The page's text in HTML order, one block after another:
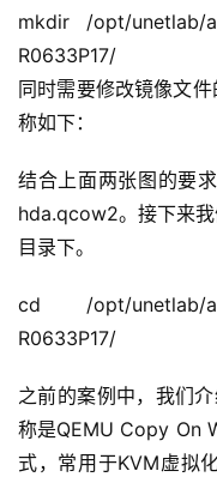
mkdir /opt/unetlab/
R0633P17/
同时需要修改镜像文
称如下：
结合上面两张图的要
hda.qcow2。接下来
目录下。
cd /opt/unetlab/
R0633P17/
之前的案例中，我们
称是QEMU Copy On
式，常用于KVM虚拟